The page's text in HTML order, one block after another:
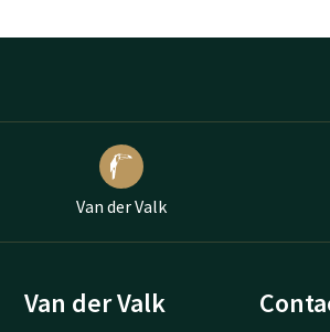
Van der Valk
Van der Valk